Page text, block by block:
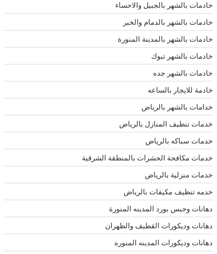
خادمات بالشهر بالجبيل والاحساء
خادمات بالشهر بالدمام والخبر
خادمات بالشهر بالمدينة المنورة
خادمات بالشهر تبوك
خادمات بالشهر جده
خادمة للايجار بالساعه
خدامات بالشهر بالرياض
خدمات تنظيف المنازل بالرياض
خدمات سباكه بالرياض
خدمات مكافحة الحشرات بالمنطقة الشرقية
خدمات منزلية بالرياض
خدمه تنظيف مكيفات بالرياض
دهانات وجبس بورد المدينه المنورة
دهانات وديكورات القطيف والظهران
دهانات وديكورات المدينه المنوره